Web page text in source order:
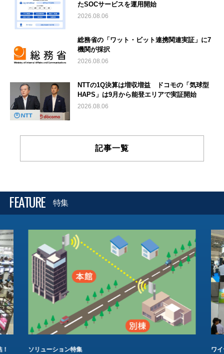
たSOCサービスを運用開始
2026.08.06
総務省の「ワット・ビット連携関連実証」に7
機関が採択
2026.08.06
NTTの1Q決算は増収増益 ドコモの「気球型
HAPS」は9月から能登エリアで実証開始
2026.08.06
記事一覧
FEATURE 特集
ソリューション特集 ワ